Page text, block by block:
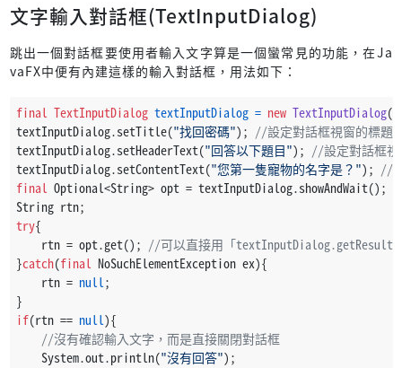
文字輸入對話框(TextInputDialog)
跳出一個對話框要使用者輸入文字算是一個蠻常見的功能，在Ja
vaFX中便有內建這樣的輸入對話框，用法如下：
final TextInputDialog textInputDialog = new TextInputDialog(
textInputDialog.setTitle("找回密碼"); //設定對話框視窗的標題
textInputDialog.setHeaderText("回答以下題目"); //設定對話框視
textInputDialog.setContentText("您第一隻寵物的名字是？"); //
final Optional<String> opt = textInputDialog.showAndWait();
String rtn;
try{
    rtn = opt.get();
//可以直接用「
}catch(final NoSuchElementException ex){
    rtn =
null;
}
if(rtn == null){
//沒有確認輸入文字，而是直接關閉對話框
    System.out.println(
"沒有回答");